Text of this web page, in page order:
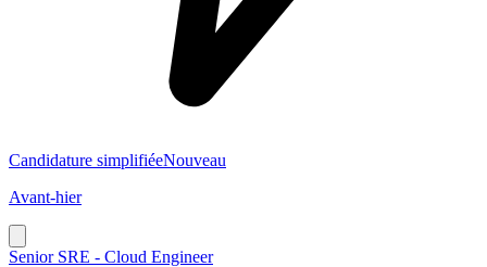
Candidature simplifiéeNouveau
Avant-hier
Senior SRE - Cloud Engineer